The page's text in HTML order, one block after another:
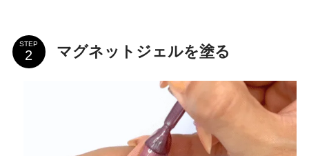
STEP マグネットジェルを塗る